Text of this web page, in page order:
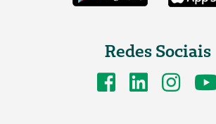
Redes Sociais